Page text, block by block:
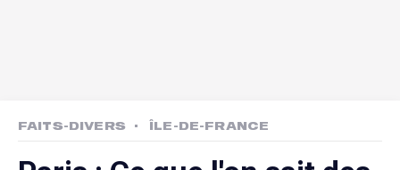
FAITS-DIVERS ÎLE-DE-FRANCE